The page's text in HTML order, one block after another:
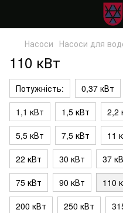
Насоси Насоси для
110 кВт
Потужність: 0,37 кВт
1,1 кВт
1,5 кВт 2,2
5,5 кВт
7,5 кВт 11
22 кВт
30 кВт 37
75 кВт
90 кВт 110
200 кВт
250 кВт